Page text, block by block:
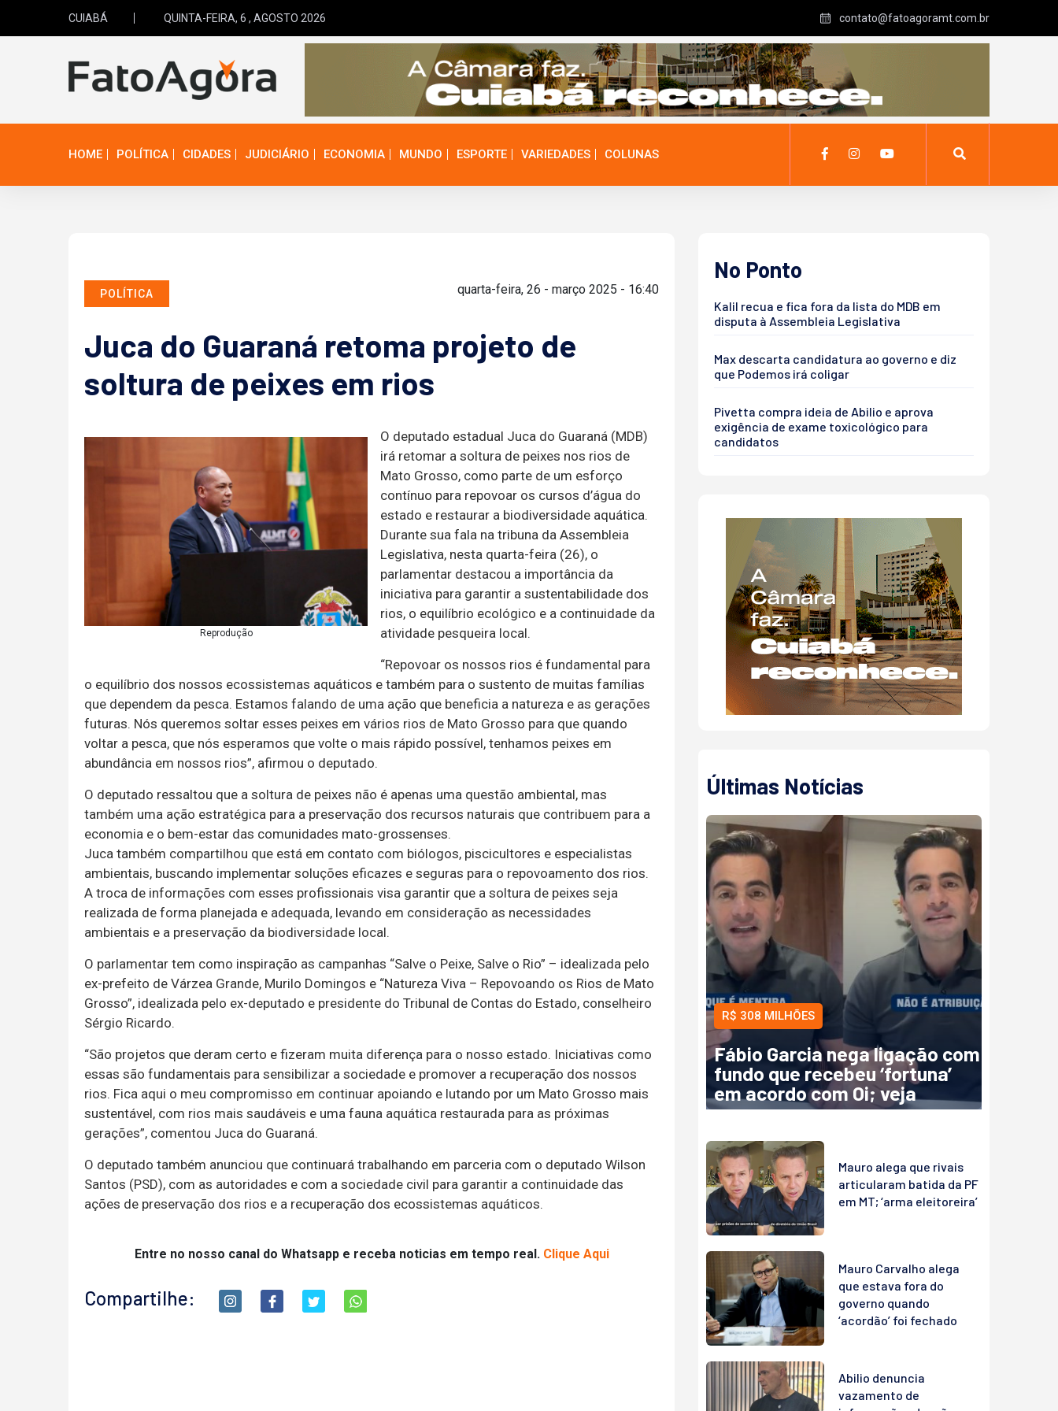
CUIABÁ QUINTA-FEIRA, 6 , AGOSTO 2026 contato@fatoagoramt.com.br
HOME POLÍTICA CIDADES JUDICIÁRIO ECONOMIA MUNDO ESPORTE VARIEDADES COLUNAS
POLÍTICA quarta-feira, 26 - março 2025 - 16:40
Juca do Guaraná retoma projeto de
soltura de peixes em rios
Reprodução
O deputado estadual Juca do Guaraná (MDB)
irá retomar a soltura de peixes nos rios de
Mato Grosso, como parte de um esforço
contínuo para repovoar os cursos d’água do
estado e restaurar a biodiversidade aquática.
Durante sua fala na tribuna da Assembleia
Legislativa, nesta quarta-feira (26), o
parlamentar destacou a importância da
iniciativa para garantir a sustentabilidade dos
rios, o equilíbrio ecológico e a continuidade da
atividade pesqueira local.
“Repovoar os nossos rios é fundamental para
o equilíbrio dos nossos ecossistemas aquáticos e também para o sustento de muitas famílias
que dependem da pesca. Estamos falando de uma ação que beneficia a natureza e as gerações
futuras. Nós queremos soltar esses peixes em vários rios de Mato Grosso para que quando
voltar a pesca, que nós esperamos que volte o mais rápido possível, tenhamos peixes em
abundância em nossos rios”, afirmou o deputado.
O deputado ressaltou que a soltura de peixes não é apenas uma questão ambiental, mas
também uma ação estratégica para a preservação dos recursos naturais que contribuem para a
economia e o bem-estar das comunidades mato-grossenses.
Juca também compartilhou que está em contato com biólogos, piscicultores e especialistas
ambientais, buscando implementar soluções eficazes e seguras para o repovoamento dos rios.
A troca de informações com esses profissionais visa garantir que a soltura de peixes seja
realizada de forma planejada e adequada, levando em consideração as necessidades
ambientais e a preservação da biodiversidade local.
O parlamentar tem como inspiração as campanhas “Salve o Peixe, Salve o Rio” – idealizada pelo
ex-prefeito de Várzea Grande, Murilo Domingos e “Natureza Viva – Repovoando os Rios de Mato
Grosso”, idealizada pelo ex-deputado e presidente do Tribunal de Contas do Estado, conselheiro
Sérgio Ricardo.
“São projetos que deram certo e fizeram muita diferença para o nosso estado. Iniciativas como
essas são fundamentais para sensibilizar a sociedade e promover a recuperação dos nossos
rios. Fica aqui o meu compromisso em continuar apoiando e lutando por um Mato Grosso mais
sustentável, com rios mais saudáveis e uma fauna aquática restaurada para as próximas
gerações”, comentou Juca do Guaraná.
O deputado também anunciou que continuará trabalhando em parceria com o deputado Wilson
Santos (PSD), com as autoridades e com a sociedade civil para garantir a continuidade das
ações de preservação dos rios e a recuperação dos ecossistemas aquáticos.
Entre no nosso canal do Whatsapp e receba noticias em tempo real. Clique Aqui
Compartilhe:
No Ponto
Kalil recua e fica fora da lista do MDB em
disputa à Assembleia Legislativa
Max descarta candidatura ao governo e diz
que Podemos irá coligar
Pivetta compra ideia de Abilio e aprova
exigência de exame toxicológico para
candidatos
Últimas Notícias
R$ 308 MILHÕES
Fábio Garcia nega ligação com
fundo que recebeu ‘fortuna’
em acordo com Oi; veja
Mauro alega que rivais
articularam batida da PF
em MT; ‘arma eleitoreira’
Mauro Carvalho alega
que estava fora do
governo quando
‘acordão’ foi fechado
Abilio denuncia
vazamento de